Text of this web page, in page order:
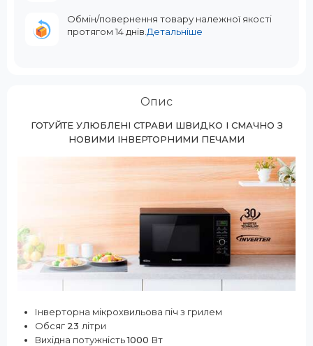
Обмін/повернення товару належної якості
протягом 14 днів. Детальніше
Опис
ГОТУЙТЕ УЛЮБЛЕНІ СТРАВИ ШВИДКО І СМАЧНО З
НОВИМИ ІНВЕРТОРНИМИ ПЕЧАМИ
Інверторна мікрохвильова піч з грилем
Обсяг 23 літри
Вихідна потужність1000 Вт